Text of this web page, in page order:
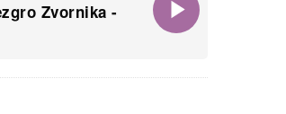
Zvornika -